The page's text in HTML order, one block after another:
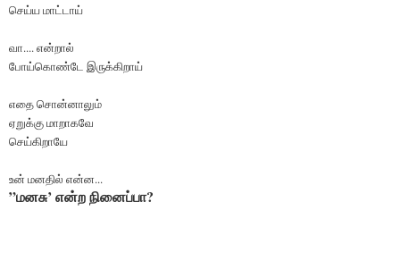
செய்ய மாட்டாய்
வா.... என்றால்
போய்கொண்டே இருக்கிறாய்
எதை சொன்னாலும்
ஏறுக்கு மாறாகவே
செய்கிறாயே
உன் மனதில் என்ன...
”மனசு’ என்ற நினைப்பா?